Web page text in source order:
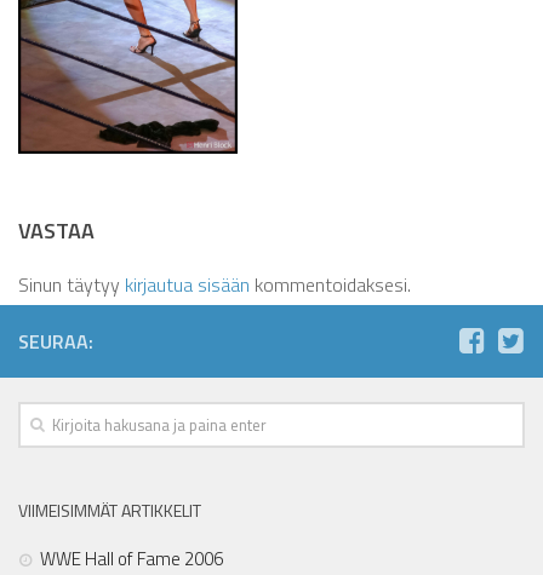
VASTAA
Sinun täytyy kirjautua sisään kommentoidaksesi.
SEURAA:
VIIMEISIMMÄT ARTIKKELIT
WWE Hall of Fame 2006